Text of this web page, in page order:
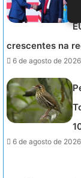
crescentes na
6 de agosto de
6 de agosto de